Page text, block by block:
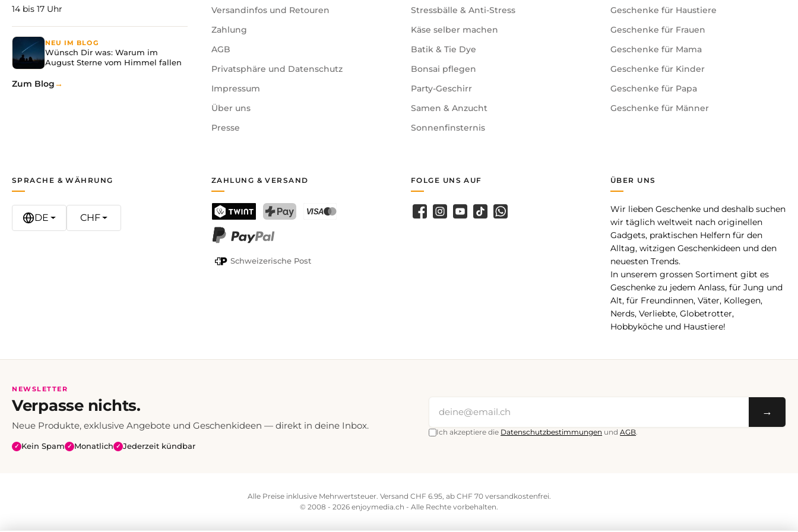
Wie lange dauert das Ausgraben?
Je nach Tempo und Sorgfalt einige Zeit – genau das macht den Reiz aus. Man kann auch in mehreren Etappen graben.
Ist das Set lehrreich?
Ja. Kinder lernen spielerisch, wie ein T-Rex aufgebaut ist und wie Paläontologen arbeiten – und trainieren dabei Geduld und Feinmotorik.
Ja, das fertige T-Rex-Skelett ist eine tolle Deko und ein stolzes Andenken an die eigene «Ausgrabung».
Mit dem T-Rex Ausgrabungsset von Lisciani schenkst du Kindern ein spannendes Forscher-Abenteuer, das Geduld belohnt und ganz nebenbei Wissen über Dinosaurier
vermittelt – ein Hit für jeden kleinen Dino-Fan.
14 bis 17 Uhr
NEU IM BLOG
Wünsch Dir was: Warum im
August Sterne vom Himmel fallen
Zum Blog
Versandinfos und Retouren
Zahlung
AGB
Privatsphäre und Datenschutz
Impressum
Über uns
Presse
Stressbälle & Anti-Stress
Käse selber machen
Batik & Tie Dye
Bonsai pflegen
Party-Geschirr
Samen & Anzucht
Sonnenfinsternis
Geschenke für Haustiere
Geschenke für Frauen
Geschenke für Mama
Geschenke für Kinder
Geschenke für Papa
Geschenke für Männer
ÜBER UNS
Wir lieben Geschenke und deshalb suchen
wir täglich weltweit nach originellen
Gadgets, praktischen Helfern für den
Alltag, witzigen Geschenkideen und den
neuesten Trends.
In unserem grossen Sortiment gibt es
Geschenke zu jedem Anlass, für Jung und
Alt, für Freundinnen, Väter, Kollegen,
Nerds, Verliebte, Globetrotter,
Hobbyköche und Haustiere!
ZAHLUNG & VERSAND
TWINT
Schweizerische Post
SPRACHE & WÄHRUNG
DE CHF
FOLGE UNS AUF
Facebook
Instagram
YouTubeTikTokWhatsApp
NEWSLETTER
Verpasse nichts.
Neue Produkte, exklusive Angebote und Geschenkideen — direkt in deine Inbox.
✓ Kein Spam ✓ Monatlich ✓ Jederzeit kündbar
→
Ich akzeptiere die Datenschutzbestimmungen undAGB
Alle Preise inklusive Mehrwertsteuer. Versand CHF 6.95, ab CHF 70 versandkostenfrei.
© 2008 - 2026 enjoymedia.ch - Alle Rechte vorbehalten.